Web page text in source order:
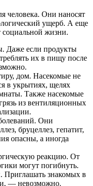
человека. Они наносят
ущерб. А еще
жизни.
Даже если продукты
их в пищу после
дом. Насекомые не
в укрытиях, щелях
Также насекомые
из вентиляционных
Они
бруцеллез, гепатит,
опасны, а иногда
реакцию. От
могут погибнуть.
Приглашать знакомых в
— невозможно.